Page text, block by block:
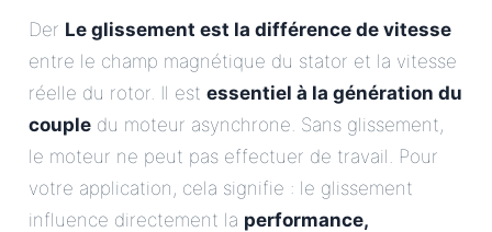
Der Le glissement est la différence de vitesse
entre le champ magnétique du stator et la vitesse
réelle du rotor. Il est essentiel à la génération du
couple du moteur asynchrone. Sans glissement,
le moteur ne peut pas effectuer de travail. Pour
votre application, cela signifie : le glissement
influence directement la performance,